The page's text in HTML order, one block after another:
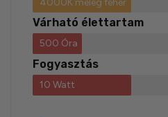
Várható élettartam
500 Óra
Fogyasztás
10 Watt